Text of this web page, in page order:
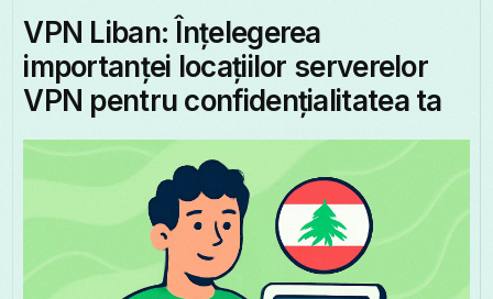
VPN Liban: Înțelegerea
importanței locațiilor serverelor
VPN pentru confidențialitatea ta